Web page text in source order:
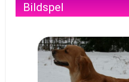
Bildspel